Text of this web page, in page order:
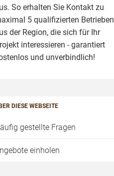
So erhalten Sie Kontakt zu
5 qualifizierten Betrieben
der Region, die sich für Ihr
interessieren - garantiert
und unverbindlich!
DIESE WEBSEITE
gestellte Fragen
einholen